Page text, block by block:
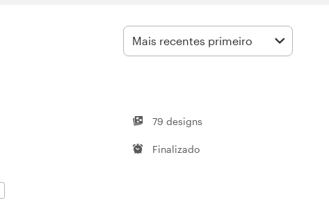
Mais recentes primeiro
79 designs
Finalizado